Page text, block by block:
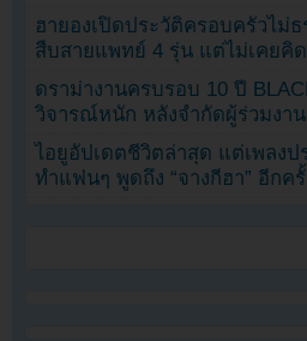
ฮายองเปิดประวัติครอบครัวไม่ธ
สืบสายแพทย์ 4 รุ่น แต่ไม่เคยคิ
ดราม่างานครบรอบ 10 ปี
วิจารณ์หนัก หลังจำกัดผู้ร่วมงา
ไอยูอัปเดตชีวิตล่าสุด แต่เพลงป
ทำแฟนๆ พูดถึง “จางกีฮา” อีกครั้